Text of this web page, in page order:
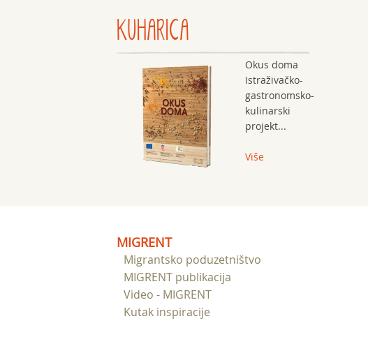
KUHARICA
Okus doma
Istraživačko-
gastronomsko-
kulinarski
projekt...
Više
MIGRENT
Migrantsko poduzetništvo
MIGRENT publikacija
Video - MIGRENT
Kutak inspiracije